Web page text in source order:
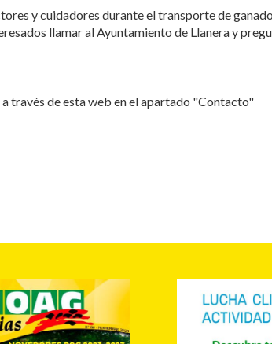
y cuidadores durante el transporte de
llamar al Ayuntamiento de Llanera y
través de esta web en el apartado "Contacto"